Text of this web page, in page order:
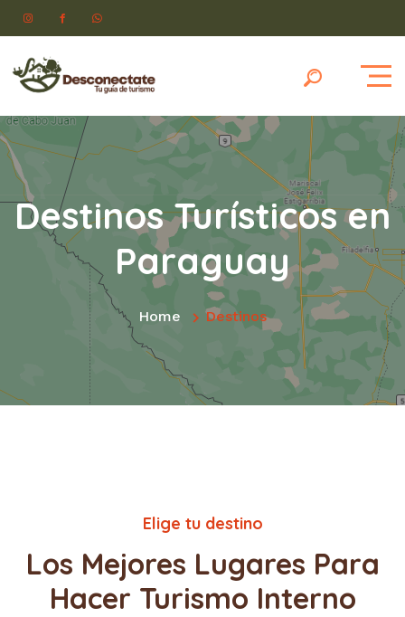
Destinos Turísticos en
Paraguay
Home Destinos
Elige tu destino
Los Mejores Lugares Para
Hacer Turismo Interno